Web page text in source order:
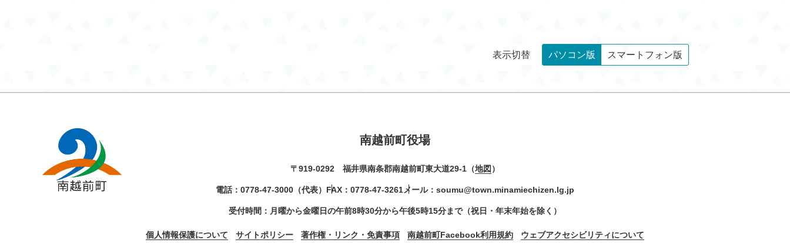
表示切替 パソコン版 スマートフォン版
南越前町役場
〒919-0292 福井県南条郡南越前町東大道29-1（地図 ）
電話： 0778-47-3000 （代表） FAX：0778-47-3261メール： soumu@town.minamiechizen.lg.jp
受付時間：月曜から金曜日の午前8時30分から午後5時15分まで（祝日・年末年始を除く）
個人情報保護について サイトポリシー 著作権・リンク・免責事項 南越前町Facebook利用規約 ウェブアクセシビリティについて